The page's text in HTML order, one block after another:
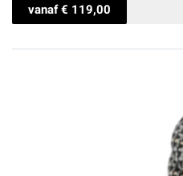
vanaf€ 119,00